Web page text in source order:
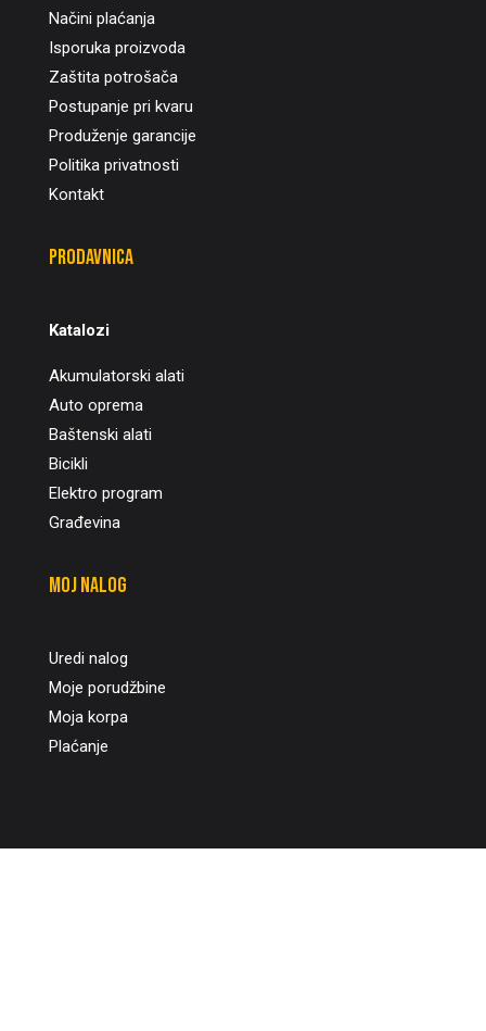
Načini plaćanja
Isporuka proizvoda
Zaštita potrošača
Postupanje pri kvaru
Produženje garancije
Politika privatnosti
Kontakt
Prodavnica
Katalozi
Akumulatorski alati
Auto oprema
Baštenski alati
Bicikli
Elektro program
Građevina
Moj nalog
Uredi nalog
Moje porudžbine
Moja korpa
Plaćanje